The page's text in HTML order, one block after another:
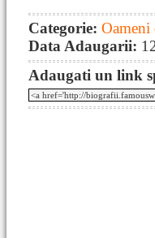
Categorie: Oameni
Data Adaugarii:
Adaugati un link